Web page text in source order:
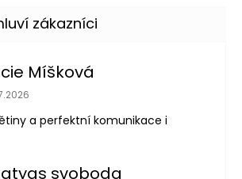
Míšková
obchodu je 5 z 5 hvězdiček.
a perfektní komunikace i
svoboda